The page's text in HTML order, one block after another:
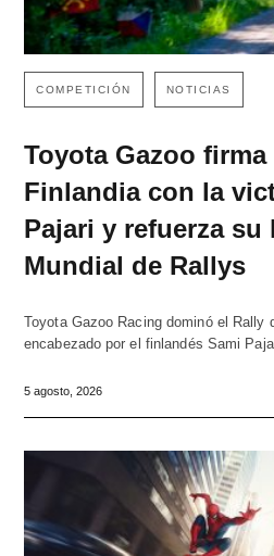
COMPETICIÓN NOTICIAS
Toyota Gazoo
Finlandia con la
Pajari y refuerza su
Mundial de Rallys
Toyota Gazoo Racing dominó el Rally
encabezado por el finlandés Sami
5 agosto, 2026